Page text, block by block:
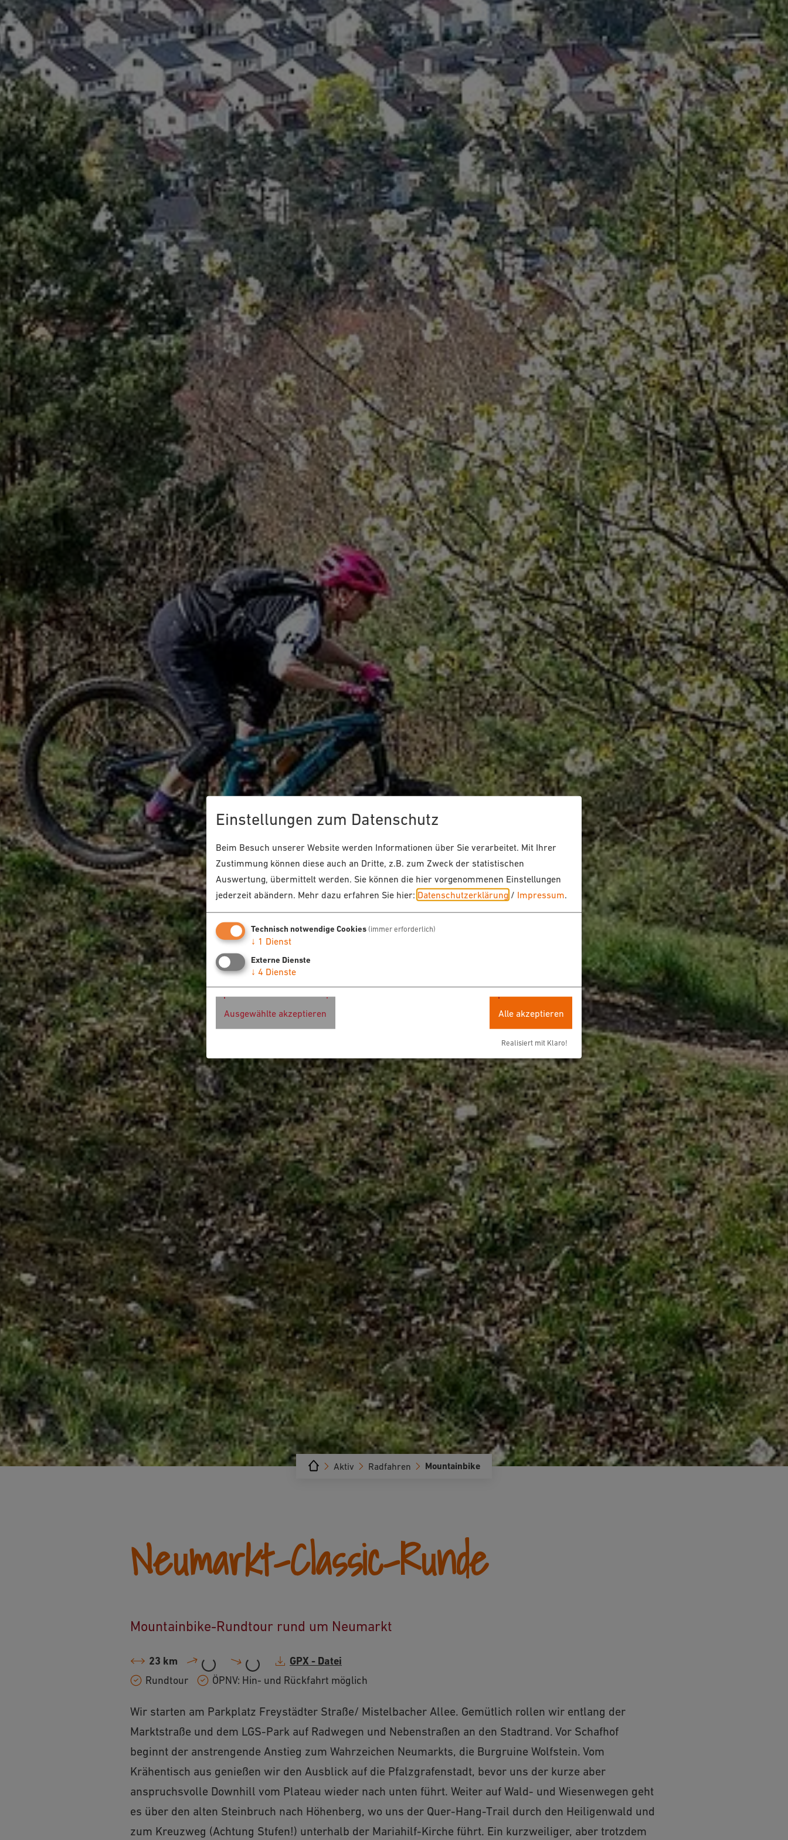
Mountainbike
Radfahren
Aktiv
Neumarkt-Classic-Runde
Mountainbike-Rundtour rund um Neumarkt
23 km
GPX - Datei
Rundtour
ÖPNV: Hin- und Rückfahrt möglich
Wir starten am Parkplatz Freystädter Straße/ Mistelbacher Allee. Gemütlich rollen wir entlang der
Marktstraße und dem LGS-Park auf Radwegen und Nebenstraßen an den Stadtrand. Vor Schafhof
beginnt der anstrengende Anstieg zum Wahrzeichen Neumarkts, die Burgruine Wolfstein. Vom
Krähentisch aus genießen wir den Ausblick auf die Pfalzgrafenstadt, bevor uns der kurze aber
anspruchsvolle Downhill vom Plateau wieder nach unten führt. Weiter auf Wald- und Wiesenwegen geht
es über den alten Steinbruch nach Höhenberg, wo uns der Quer-Hang-Trail durch den Heiligenwald und
zum Kreuzweg (Achtung Stufen!) unterhalb der Mariahilf-Kirche führt. Ein kurzweiliger, aber trotzdem
Einstellungen zum Datenschutz
Beim Besuch unserer Website werden Informationen über Sie verarbeitet. Mit Ihrer
Zustimmung können diese auch an Dritte, z.B. zum Zweck der statistischen
Auswertung, übermittelt werden. Sie können die hier vorgenommenen Einstellungen
jederzeit abändern. Mehr dazu erfahren Sie hier: Datenschutzerklärung / Impressum.
Technisch notwendige Cookies (immer erforderlich)
↓ 1 Dienst
Externe Dienste
↓ 4 Dienste
Ausgewählte akzeptieren Alle akzeptieren
Realisiert mit Klaro!